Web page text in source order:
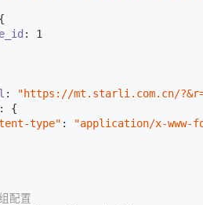
: 1
:
"https://mt.starli.com.cn/
: {
type" :
"application/x-www-
配置